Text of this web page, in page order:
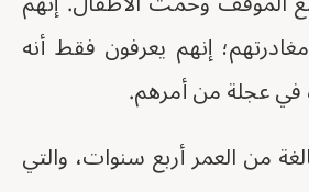
إنهم يعرفون فقط أنه
في عجلة من أمرهم.
من العمر أربع سنوات، والتي